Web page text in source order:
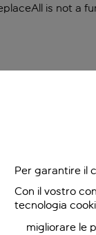
is not a
Per garantire il
Con il vostro
tecnologia
migliorare le